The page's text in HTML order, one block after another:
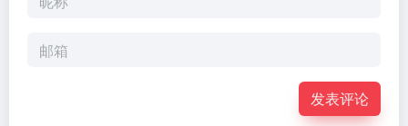
发表评论